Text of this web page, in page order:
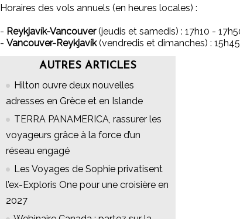
Horaires des vols annuels (en heures locales) :
- Reykjavík-Vancouver(jeudis et samedis) : 17h10 -
- Vancouver-Reykjavík(vendredis et dimanches) : 15h45
AUTRES ARTICLES
Hilton ouvre deux nouvelles
adresses en Grèce et en Islande
TERRA PANAMERICA, rassurer les
voyageurs grâce à la force d’un
réseau engagé
Les Voyages de Sophie privatisent
l’ex-Exploris One pour une croisière en
2027